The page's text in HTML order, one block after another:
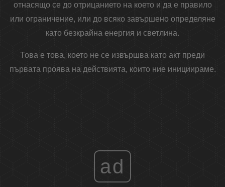
отнасящо се до отрицанието на което и да е правило
или ограничение, или до всяко завършено определяне
като безкрайна енергия и светлина.
Това е това, което не се извършва като акт преди
първата проява на действията, които ние инициираме.
ad